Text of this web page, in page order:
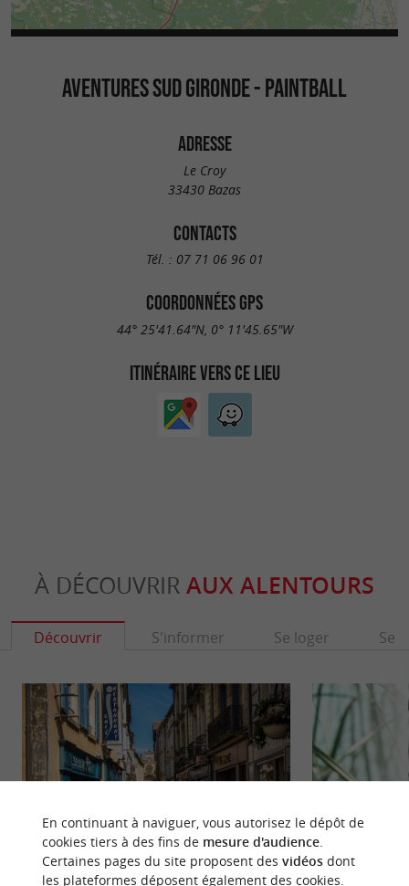
AVENTURES SUD GIRONDE - PAINTBALL
ADRESSE
Le Croy
33430 Bazas
CONTACTS
Tél. : 07 71 06 96 01
COORDONNÉES GPS
44° 25'41.64"N, 0° 11'45.65"W
ITINÉRAIRE VERS CE LIEU
À DÉCOUVRIR AUX ALENTOURS
Découvrir S'informer Se loger Se
En continuant à naviguer, vous autorisez le dépôt de
cookies tiers à des fins de mesure d'audience.
Certaines pages du site proposent des vidéosdont
les plateformes déposent également des cookies.